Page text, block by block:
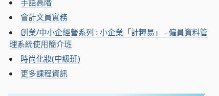
手語高階
會計文員實務
創業/中小企經營系列 : 小企業「計糧易」 - 僱員資料管
理系統使用簡介班
時尚化妝(中級班)
更多課程資訊